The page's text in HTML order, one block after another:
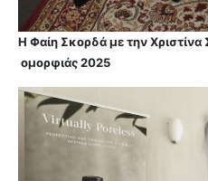
Η Φαίη Σκορδά με την Χριστίνα
ομορφιάς 2025